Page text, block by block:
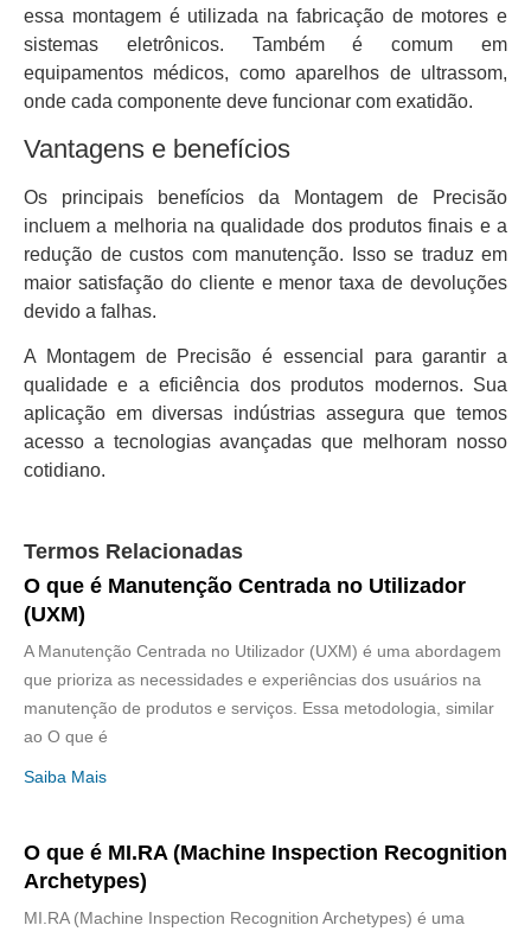
essa montagem é utilizada na fabricação de motores e
sistemas eletrônicos. Também é comum em
equipamentos médicos, como aparelhos de ultrassom,
onde cada componente deve funcionar com exatidão.
Vantagens e benefícios
Os principais benefícios da Montagem de Precisão
incluem a melhoria na qualidade dos produtos finais e a
redução de custos com manutenção. Isso se traduz em
maior satisfação do cliente e menor taxa de devoluções
devido a falhas.
A Montagem de Precisão é essencial para garantir a
qualidade e a eficiência dos produtos modernos. Sua
aplicação em diversas indústrias assegura que temos
acesso a tecnologias avançadas que melhoram nosso
cotidiano.
Termos Relacionadas
O que é Manutenção Centrada no Utilizador
(UXM)
A Manutenção Centrada no Utilizador (UXM) é uma abordagem
que prioriza as necessidades e experiências dos usuários na
manutenção de produtos e serviços. Essa metodologia, similar
ao O que é
Saiba Mais
O que é MI.RA (Machine Inspection Recognition
Archetypes)
MI.RA (Machine Inspection Recognition Archetypes) é uma